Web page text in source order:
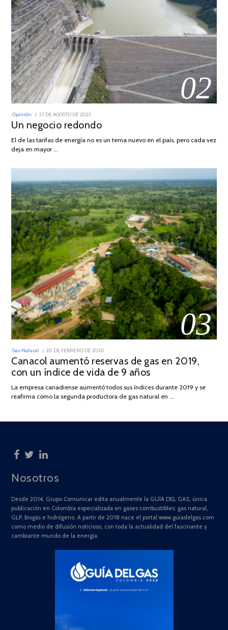
02
Opinión
POSTED
27 DE AGOSTO DE 2022
DE
AGOSTO
Un negocio redondo
El de las tarifas de energía no es un tema nuevo en el país, pero cada vez
deja en mayor …
03
Gas Natural
POSTED
ON
20 DE FEBRERO DE 2020
DE
JULIO
DE
Canacol aumentó reservas de gas en 2019,
con un índice de vida de 9 años
La empresa canadiense aumentó todos sus índices durante 2019 y se
reafirma como la segunda productora de gas natural en …
Nosotros
Desde 2014, Grupo Comunicar edita anualmente la GUÍA DEL GAS, única
publicación en Colombia especializada en gases combustibles: gas natural,
GLP, biogás e hidrógeno. A partir de 2018 nace el portal www.guiadelgas.com
como medio de difusión noticioso, con toda la actualidad del fascinante y
cambiante mundo de la energía.